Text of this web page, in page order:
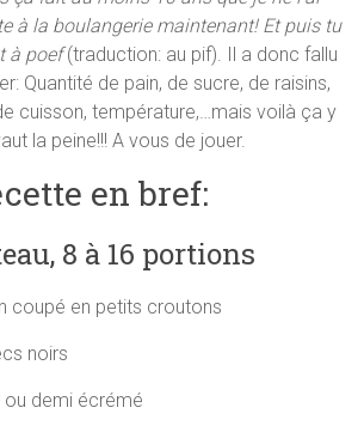
à la boulangerie maintenant! Et puis tu
à poef(traduction: au pif). Il a donc fallu
Quantité de pain, de sucre, de raisins,
cuisson, température,…mais voilà ça y
la peine!!! A vous de jouer.
en bref:
8 à 16 portions
coupé en petits croutons
noirs
ou demi écrémé